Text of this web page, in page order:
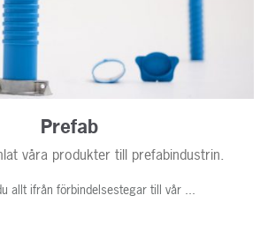
Prefab
våra produkter till prefabindustrin.
allt ifrån förbindelsestegar till vår ...